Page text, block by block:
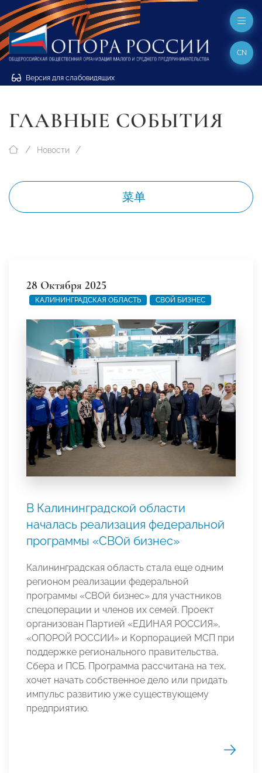
Версия для слабовидящих
CN
ГЛАВНЫЕ СОБЫТИЯ
Новости
菜单
28 Октября 2025
КАЛИНИНГРАДСКАЯ ОБЛАСТЬ СВОЙ БИЗНЕС
В Калининградской области
началась реализация федеральной
программы «СВОй бизнес»
Калининградская область стала еще одним
регионом реализации федеральной
программы «СВОй бизнес» для участников
спецоперации и членов их семей. Проект
организован Партией «ЕДИНАЯ РОССИЯ»,
«ОПОРОЙ РОССИИ» и Корпорацией МСП при
поддержке регионального правительства,
Сбера и ПСБ. Программа рассчитана на тех,
хочет начать собственное дело или придать
импульс развитию уже существующему
предприятию.